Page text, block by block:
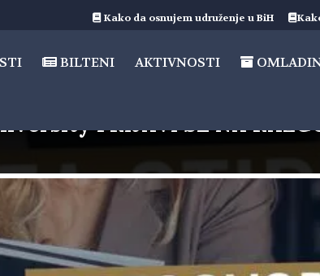
Kako da osnujem udruženje u BiH
BILTENI AKTIVNOSTI
PRIJAVI SE NA